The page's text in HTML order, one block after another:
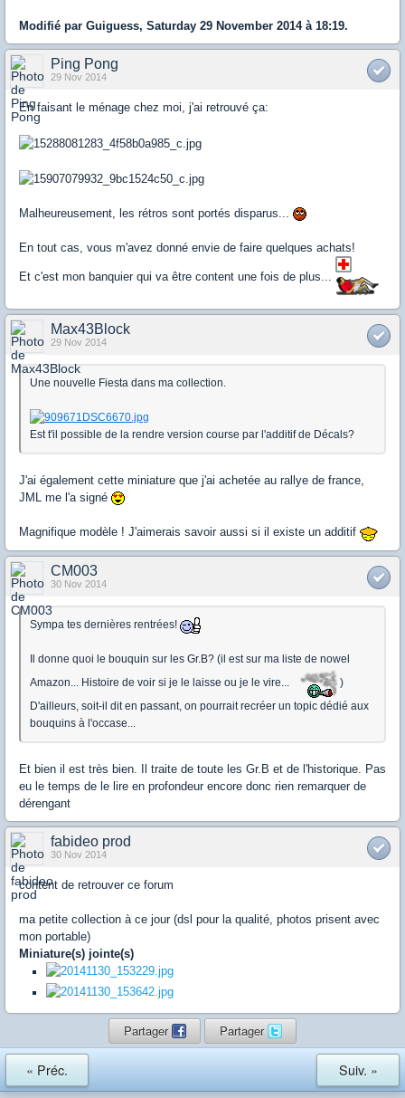
Modifié par Guiguess, Saturday 29 November 2014 à 18:19.
Ping Pong
29 Nov 2014
En faisant le ménage chez moi, j'ai retrouvé ça:
Malheureusement, les rétros sont portés disparus...
En tout cas, vous m'avez donné envie de faire quelques achats!
Et c'est mon banquier qui va être content une fois de plus...
Max43Block
29 Nov 2014
Une nouvelle Fiesta dans ma collection.
Est t'il possible de la rendre version course par l'additif de Décals?
J'ai également cette miniature que j'ai achetée au rallye de france,
JML me l'a signé
Magnifique modèle ! J'aimerais savoir aussi si il existe un additif
CM003
30 Nov 2014
Sympa tes dernières rentrées!
Il donne quoi le bouquin sur les Gr.B? (il est sur ma liste de nowel
Amazon... Histoire de voir si je le laisse ou je le vire...
)
D'ailleurs, soit-il dit en passant, on pourrait recréer un topic dédié aux
bouquins à l'occase...
Et bien il est très bien. Il traite de toute les Gr.B et de l'historique. Pas
eu le temps de le lire en profondeur encore donc rien remarquer de
dérengant
fabideo prod
30 Nov 2014
content de retrouver ce forum
ma petite collection à ce jour (dsl pour la qualité, photos prisent avec
mon portable)
Miniature(s) jointe(s)
Partager Partager
« Préc. Suiv. »